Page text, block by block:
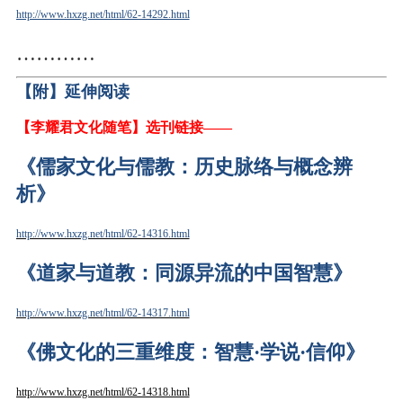
http://www.hxzg.net/html/62-14292.html
…………
【附】延伸阅读
【李耀君文化随笔】 选刊 链接——
《儒家文化与儒教：历史脉络与概念辨
析》
http://www.hxzg.net/html/62-14316.html
《道家与道教：同源异流的中国智慧》
http://www.hxzg.net/html/62-14317.html
《佛文化的三重维度：智慧·学说·信仰》
http://www.hxzg.net/html/62-14318.html